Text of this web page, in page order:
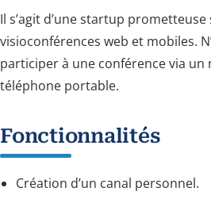
Il s’agit d’une startup
visioconférences web et mobiles.
participer à une conférence via un
téléphone portable.
Fonctionnalités
Création d’un canal personnel.